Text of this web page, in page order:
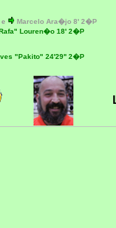
Marcelo Ara�jo 8' 2�P
Louren�o 18' 2�P
"Pakito" 24'29'' 2�P